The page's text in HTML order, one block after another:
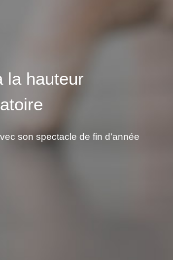
la hauteur
son spectacle de fin d’année